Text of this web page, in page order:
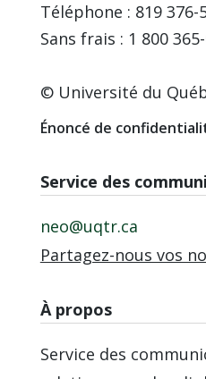
Téléphone : 819 376-
Sans frais : 1 800
© Université du
Énoncé de
Service des
neo@uqtr.ca
Partagez-nous vos
À propos
Service des